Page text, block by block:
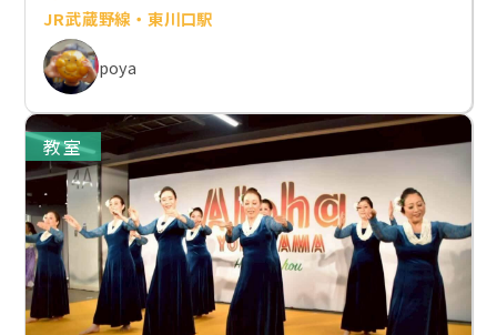
JR武蔵野線・東川口駅
poya
教室